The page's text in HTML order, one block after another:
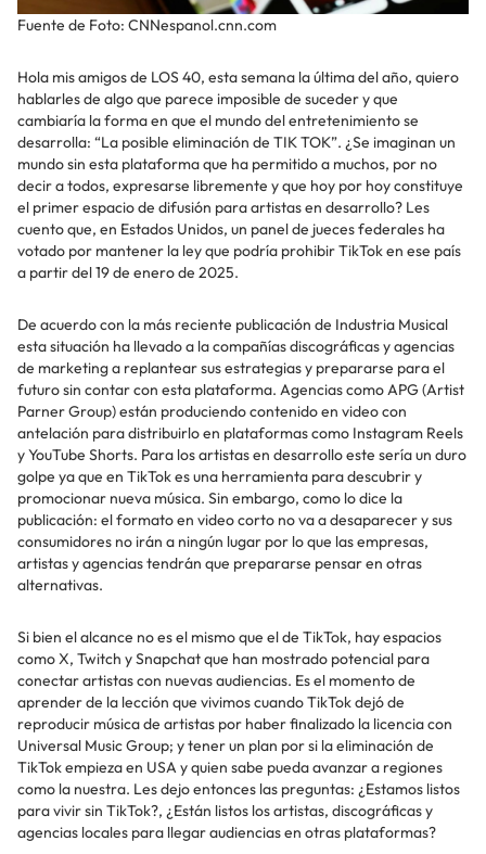
Fuente de Foto: CNNespanol.cnn.com
Hola mis amigos de LOS 40, esta semana la última del año, quiero
hablarles de algo que parece imposible de suceder y que
cambiaría la forma en que el mundo del entretenimiento se
desarrolla: “La posible eliminación de TIK TOK”. ¿Se imaginan un
mundo sin esta plataforma que ha permitido a muchos, por no
decir a todos, expresarse libremente y que hoy por hoy constituye
el primer espacio de difusión para artistas en desarrollo? Les
cuento que, en Estados Unidos, un panel de jueces federales ha
votado por mantener la ley que podría prohibir TikTok en ese país
a partir del 19 de enero de 2025.
De acuerdo con la más reciente publicación de Industria Musical
esta situación ha llevado a la compañías discográficas y agencias
de marketing a replantear sus estrategias y prepararse para el
futuro sin contar con esta plataforma. Agencias como APG (Artist
Parner Group) están produciendo contenido en video con
antelación para distribuirlo en plataformas como Instagram Reels
y YouTube Shorts. Para los artistas en desarrollo este sería un duro
golpe ya que en TikTok es una herramienta para descubrir y
promocionar nueva música. Sin embargo, como lo dice la
publicación: el formato en video corto no va a desaparecer y sus
consumidores no irán a ningún lugar por lo que las empresas,
artistas y agencias tendrán que prepararse pensar en otras
alternativas.
Si bien el alcance no es el mismo que el de TikTok, hay espacios
como X, Twitch y Snapchat que han mostrado potencial para
conectar artistas con nuevas audiencias. Es el momento de
aprender de la lección que vivimos cuando TikTok dejó de
reproducir música de artistas por haber finalizado la licencia con
Universal Music Group; y tener un plan por si la eliminación de
TikTok empieza en USA y quien sabe pueda avanzar a regiones
como la nuestra. Les dejo entonces las preguntas: ¿Estamos listos
para vivir sin TikTok?, ¿Están listos los artistas, discográficas y
agencias locales para llegar audiencias en otras plataformas?